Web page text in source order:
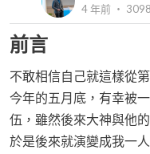
4 年前 ‧ 3098
前言
不敢相信自己就這樣從
今年的五月底，有幸被
伍，雖然後來大神與他
於是後來就演變成我一